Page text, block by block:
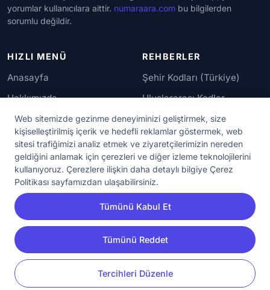
Web sitemizde gezinme deneyiminizi geliştirmek, size
kişiselleştirilmiş içerik ve hedefli reklamlar göstermek, web
sitesi trafiğimizi analiz etmek ve ziyaretçilerimizin nereden
geldiğini anlamak için çerezleri ve diğer izleme teknolojilerini
kullanıyoruz. Çerezlere ilişkin daha detaylı bilgiye Çerez
Politikası sayfamızdan ulaşabilirsiniz.
Tümünü Kabul Et
Tümünü Reddet
Tercihleri Düzenle
yorumlar kullanıcılara aittir. numaraara.com bu bilgilerden
sorumlu değildir.
HIZLI MENÜ
Anasayfa
Hakkımızda
İletişim
REHBERLER
Şehir Kodları (Türkiye)
Uluslararası Kodlar
Güvenilir Numaralar
YASAL KORUMA
Kullanım Koşulları
Gizlilik Sözleşmesi
KVKK Aydınlatma Metni
Çerez Ayarları
© 2020 - 2026 NumaraAra.com | Tüm Hakları Saklıdır.